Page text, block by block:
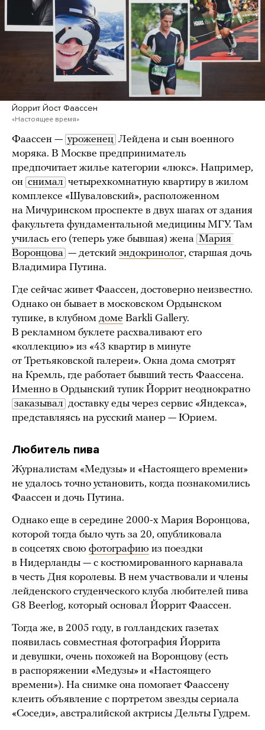
Йоррит Йост Фаассен
«Настоящее время»
Фаассен — уроженец Лейдена и сын военного
моряка. В Москве предприниматель
предпочитает жилье категории «люкс». Например,
он снимал четырехкомнатную квартиру в жилом
комплексе «Шуваловский», расположенном
на Мичуринском проспекте в двух шагах от здания
факультета фундаментальной медицины МГУ. Там
училась его (теперь уже бывшая) жена Мария
Воронцова — детский эндокринолог, старшая дочь
Владимира Путина.
Где сейчас живет Фаассен, достоверно неизвестно.
Однако он бывает в московском Ордынском
тупике, в клубном доме Barkli Gallery.
В рекламном буклете расхваливают его
«коллекцию» из «43 квартир в минуте
от Третьяковской галереи». Окна дома смотрят
на Кремль, где работает бывший тесть Фаассена.
Именно в Ордынский тупик Йоррит неоднократно
заказывал доставку еды через сервис «Яндекса»,
представляясь на русский манер — Юрием.
Любитель пива
Журналистам «Медузы» и «Настоящего времени»
не удалось точно установить, когда познакомились
Фаассен и дочь Путина.
Однако еще в середине 2000-х Мария Воронцова,
которой тогда было чуть за 20, опубликовала
в соцсетях свою фотографию из поездки
в Нидерланды — с костюмированного карнавала
в честь Дня королевы. В нем участвовали и члены
лейденского студенческого клуба любителей пива
G8 Beerlog, который основал Йоррит Фаассен.
Тогда же, в 2005 году, в голландских газетах
появилась совместная фотография Йоррита
и девушки, очень похожей на Воронцову (есть
в распоряжении «Медузы» и «Настоящего
времени»). На снимке она помогает Фаассену
клеить объявление с портретом звезды сериала
«Соседи», австралийской актрисы Дельты Гудрем.